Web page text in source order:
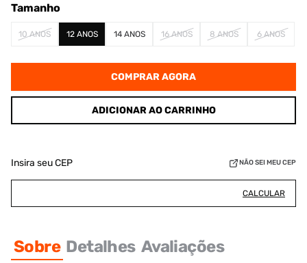
Tamanho
10 ANOS 12 ANOS 14 ANOS 16 ANOS 8 ANOS 6 ANOS
COMPRAR AGORA
ADICIONAR AO CARRINHO
Insira seu CEP NÃO SEI MEU CEP
CALCULAR
Sobre Detalhes Avaliações